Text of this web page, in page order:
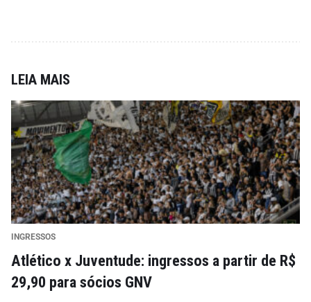
LEIA MAIS
INGRESSOS
Atlético x Juventude: ingressos a partir de R$
29,90 para sócios GNV